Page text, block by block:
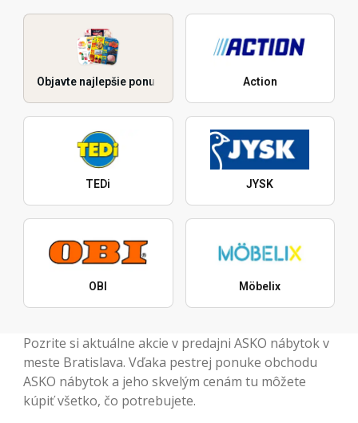
Objavte najlepšie ponuky Action
TEDi JYSK
OBI Möbelix
Pozrite si aktuálne akcie v predajni ASKO nábytok v
meste Bratislava. Vďaka pestrej ponuke obchodu
ASKO nábytok a jeho skvelým cenám tu môžete
kúpiť všetko, čo potrebujete.